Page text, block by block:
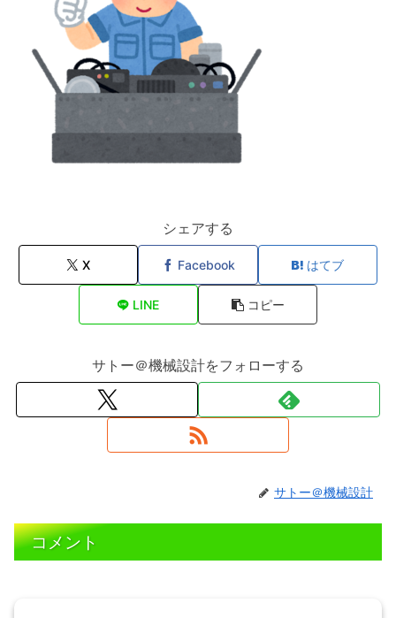
シェアする
X Facebook はてブ
LINE コピー
サトー＠機械設計をフォローする
サトー＠機械設計
コメント